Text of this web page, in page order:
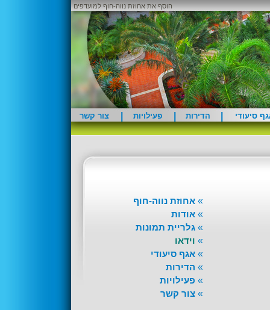
הוסף את אחוזת נווה-חוף למועדפים
סיעודי הדירות פעילויות צור קשר
» אחוזת נווה-חוף
» אודות
» גלריית תמונות
» וידאו
» אגף סיעודי
» הדירות
» פעילויות
» צור קשר